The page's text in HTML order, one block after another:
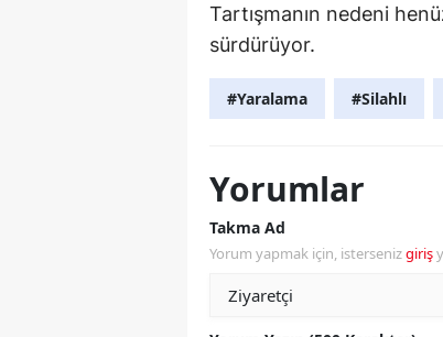
Tartışmanın nedeni
sürdürüyor.
#Yaralama #Silahlı
Yorumlar
Takma Ad
Yorum yapmak için, istersenizgiriş